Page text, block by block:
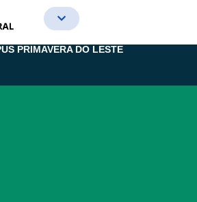
PRIMAVERA DO LESTE